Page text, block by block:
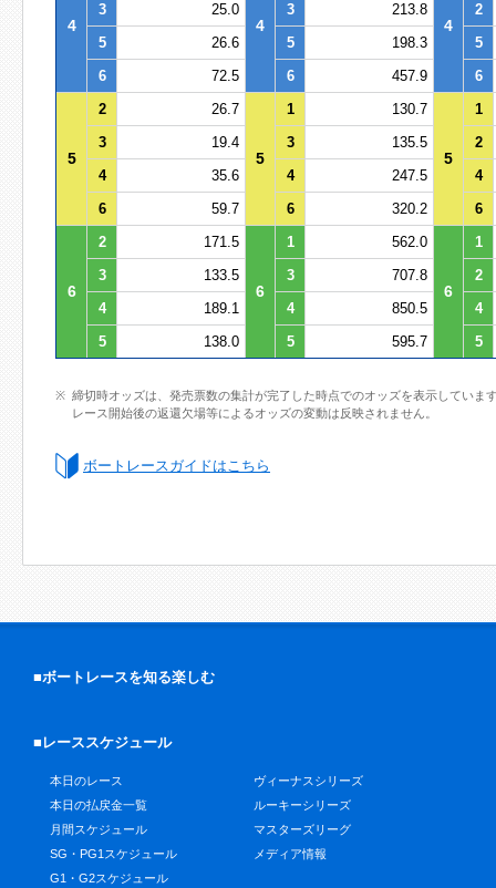
4 4 4
3
25.0 3 213.8
2
5
26.6 5 198.3
5
6
72.5 6 457.9 6
5
2 26.7
5
1 130.7
5
1
3
19.4 3 135.5
2
4
35.6 4 247.5
4
6
59.7 6 320.2 6
6
2 171.5
6
1 562.0
6
1
3
133.5 3 707.8
2
4
189.1 4 850.5
4
5
138.0 5 595.7 5
締切時オッズは、発売票数の集計が完了した時点でのオッズを表示していま
レース開始後の返還欠場等によるオッズの変動は反映されません。
ボートレースガイドはこちら
■ボートレースを知る楽しむ
■レーススケジュール
本日のレース
本日の払戻金一覧
月間スケジュール
SG・PG1スケジュール
G1・G2スケジュール
ヴィーナスシリーズ
ルーキーシリーズ
マスターズリーグ
メディア情報